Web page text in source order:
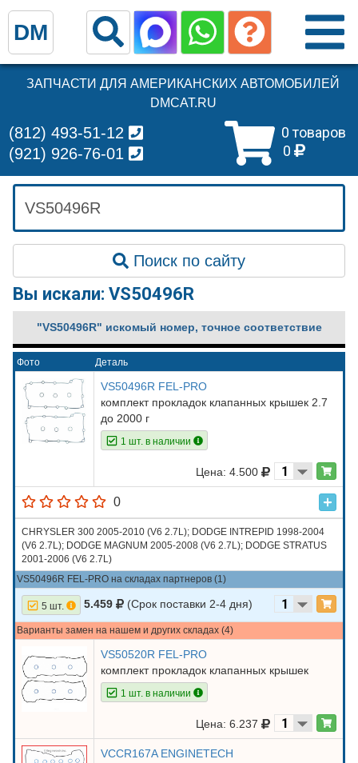
ЗАПЧАСТИ ДЛЯ АМЕРИКАНСКИХ АВТОМОБИЛЕЙ
DMCAT.RU
0 товаров
0
(812) 493-51-12
(921) 926-76-01
Поиск по сайту
Вы искали: VS50496R
"VS50496R" искомый номер, точное соответствие
Фото Деталь
VS50496R FEL-PRO
комплект прокладок клапанных крышек 2.7
до 2000 г
1 шт. в наличии
Цена: 4.500
0
CHRYSLER 300 2005-2010 (V6 2.7L); DODGE INTREPID 1998-2004
(V6 2.7L); DODGE MAGNUM 2005-2008 (V6 2.7L); DODGE STRATUS
2001-2006 (V6 2.7L)
VS50496R FEL-PRO на складах партнеров (1)
5 шт. 5.459 (Срок поставки 2-4 дня)
Варианты замен на нашем и других складах (4)
VS50520R FEL-PRO
комплект прокладок клапанных крышек
1 шт. в наличии
Цена: 6.237
VCCR167A ENGINETECH
DM